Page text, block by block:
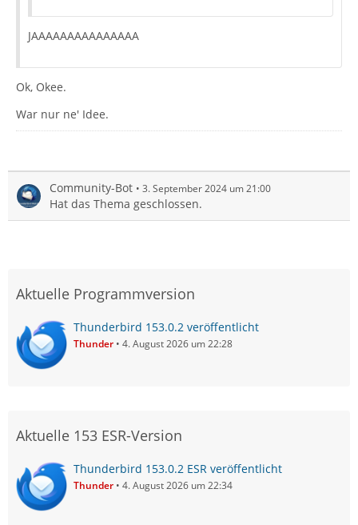
JAAAAAAAAAAAAAAA
Ok, Okee.
War nur ne' Idee.
Community-Bot 3. September 2024 um 21:00
Hat das Thema geschlossen.
Aktuelle Programmversion
Thunderbird 153.0.2 veröffentlicht
Thunder 4. August 2026 um 22:28
Aktuelle 153 ESR-Version
Thunderbird 153.0.2 ESR veröffentlicht
Thunder 4. August 2026 um 22:34